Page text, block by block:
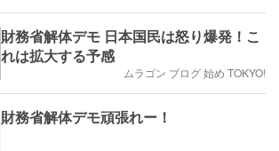
財務省解体デモ 日本国民は怒り爆発！こ
れは拡大する予感
ムラゴン ブログ 始め TOKYO!
財務省解体デモ頑張れー！